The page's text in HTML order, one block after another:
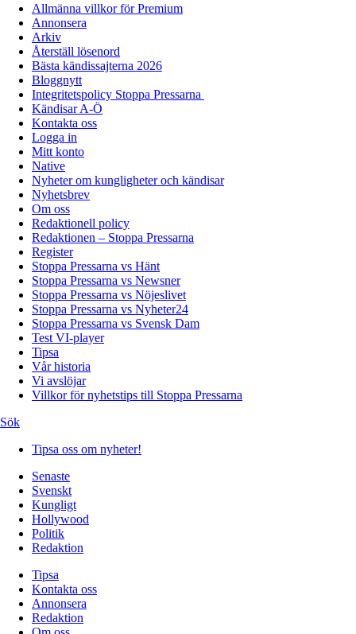
Allmänna villkor för Premium
Annonsera
Arkiv
Återställ lösenord
Bästa kändissajterna 2026
Bloggnytt
Integritetspolicy Stoppa Pressarna
Kändisar A-Ö
Kontakta oss
Logga in
Mitt konto
Native
Nyheter om kungligheter och kändisar
Nyhetsbrev
Om oss
Redaktionell policy
Redaktionen – Stoppa Pressarna
Register
Stoppa Pressarna vs Hänt
Stoppa Pressarna vs Newsner
Stoppa Pressarna vs Nöjeslivet
Stoppa Pressarna vs Nyheter24
Stoppa Pressarna vs Svensk Dam
Test VI-player
Tipsa
Vår historia
Vi avslöjar
Villkor för nyhetstips till Stoppa Pressarna
Sök
Tipsa oss om nyheter!
Senaste
Svenskt
Kungligt
Hollywood
Politik
Redaktion
Tipsa
Kontakta oss
Annonsera
Redaktion